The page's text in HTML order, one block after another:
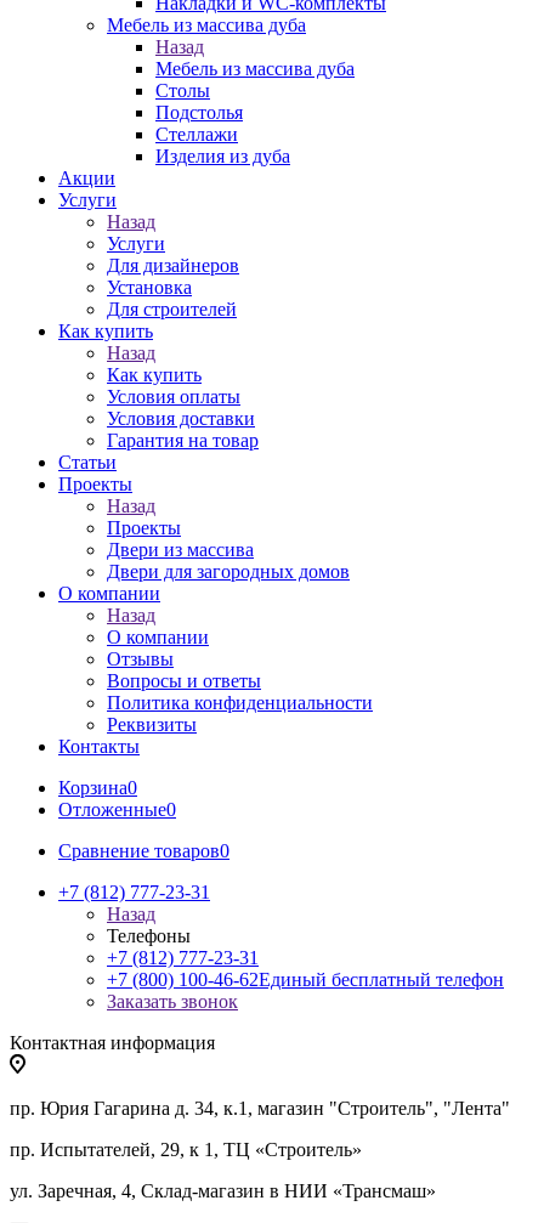
Мебель из массива дуба
Назад
Мебель из массива дуба
Столы
Подстолья
Стеллажи
Изделия из дуба
Акции
Услуги
Назад
Услуги
Для дизайнеров
Установка
Для строителей
Как купить
Назад
Как купить
Условия оплаты
Условия доставки
Гарантия на товар
Статьи
Проекты
Назад
Проекты
Двери из массива
Двери для загородных домов
О компании
Назад
О компании
Отзывы
Вопросы и ответы
Политика конфиденциальности
Реквизиты
Контакты
Корзина0
Отложенные0
Сравнение товаров0
+7 (812) 777-23-31
Назад
Телефоны
+7 (812) 777-23-31
+7 (800) 100-46-62Единый бесплатный телефон
Заказать звонок
Контактная информация
пр. Юрия Гагарина д. 34, к.1, магазин "Строитель", "Лента"
пр. Испытателей, 29, к 1, ТЦ «Строитель»
ул. Заречная, 4, Склад-магазин в НИИ «Трансмаш»